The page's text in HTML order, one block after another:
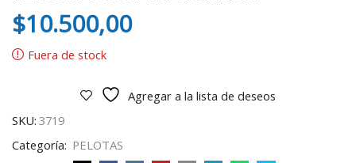
$10.500,00
Fuera de stock
Agregar a la lista de deseos
SKU: 3719
Categoría: PELOTAS